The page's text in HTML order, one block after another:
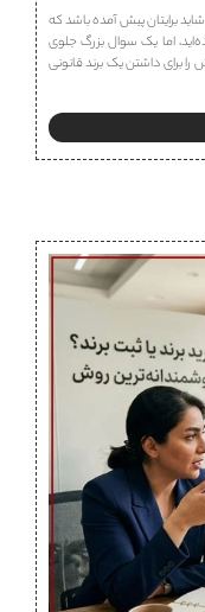
برایتان پیش آمده باشد که
اما یک سوال بزرگ جلوی
برای داشتن یک برند قانونی